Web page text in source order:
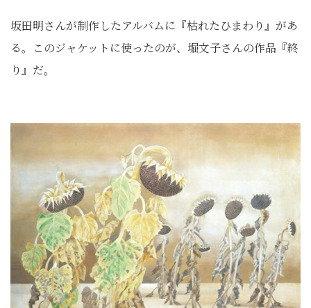
坂田明さんが制作したアルバムに『枯れたひまわり』があ
る。このジャケットに使ったのが、堀文子さんの作品『終
り』だ。